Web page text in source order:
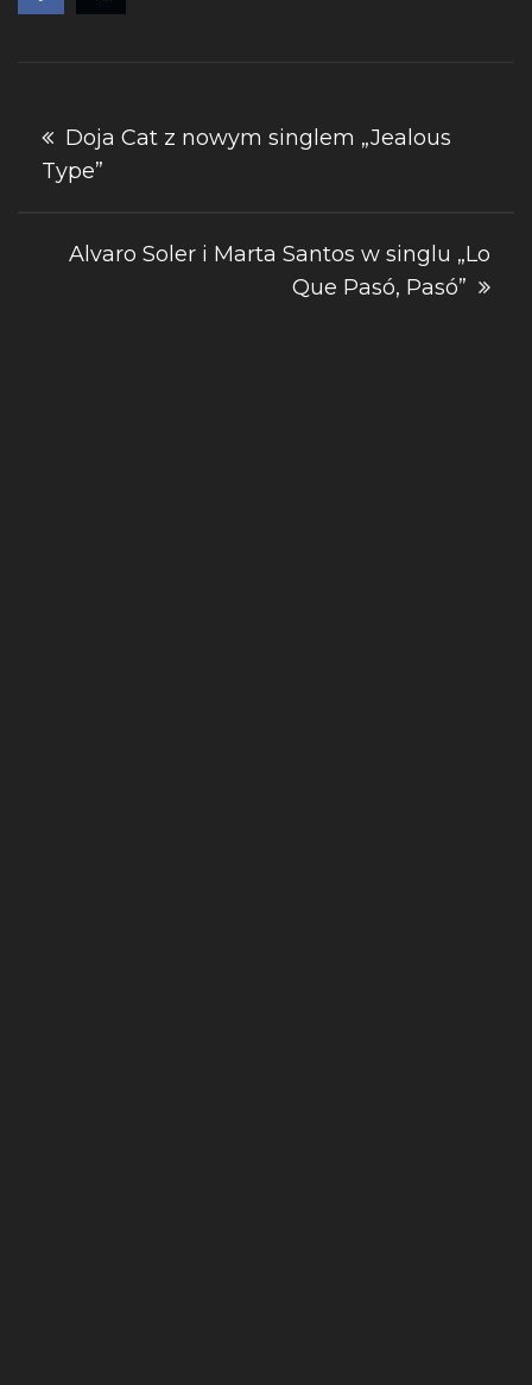
Nawigacja
wpisu
Doja Cat z nowym singlem „Jealous
Type”
Alvaro Soler i Marta Santos w singlu „Lo
Que Pasó, Pasó”